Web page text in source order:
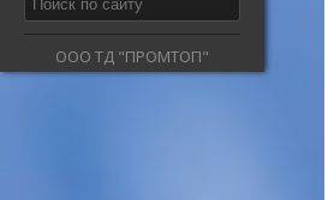
ООО ТД "ПРОМТОП"